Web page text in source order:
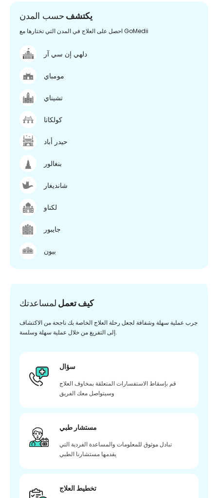
يكتشف حسب المدن
احصل على العلاج في المدن التي تختارها مع GoMedii
دلهي إن سي آر
مومباي
تشيناي
كولكاتا
حيدر أباد
بنغالور
شانديغار
لكناو
جايبور
بيون
كيف تعمل لمساعدتك
جرب عملية سهلة وشفافة لجعل رحلة العلاج الخاصة بك ناجحة من الاكتشاف
إلى التفريغ من خلال عملية سهلة وسلسة.
سؤال
قم بإسقاط الاستفسارات المتعلقة بمخاوف العلاج
وسيتواصل معك الفريق
مستشار طبي
تبادل موثوق للمعلومات والمساعدة الفردية التي
يقدمها مستشارنا الطبي
تخطيط العلاج